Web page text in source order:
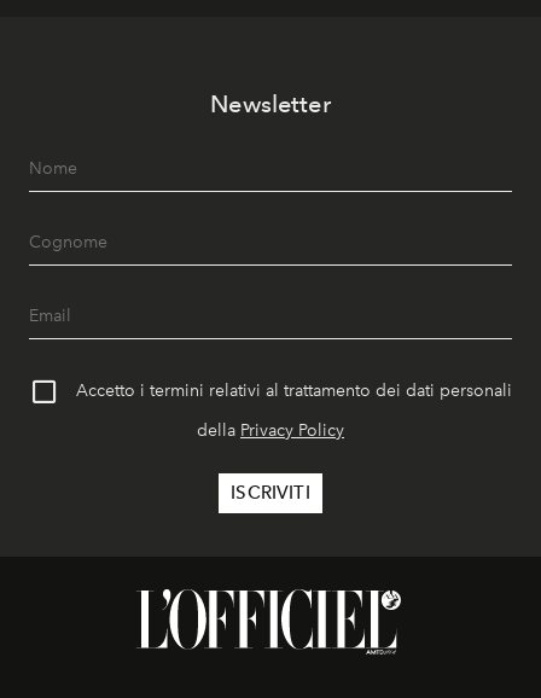
Newsletter
Accetto i termini relativi al trattamento dei dati personali
della Privacy Policy